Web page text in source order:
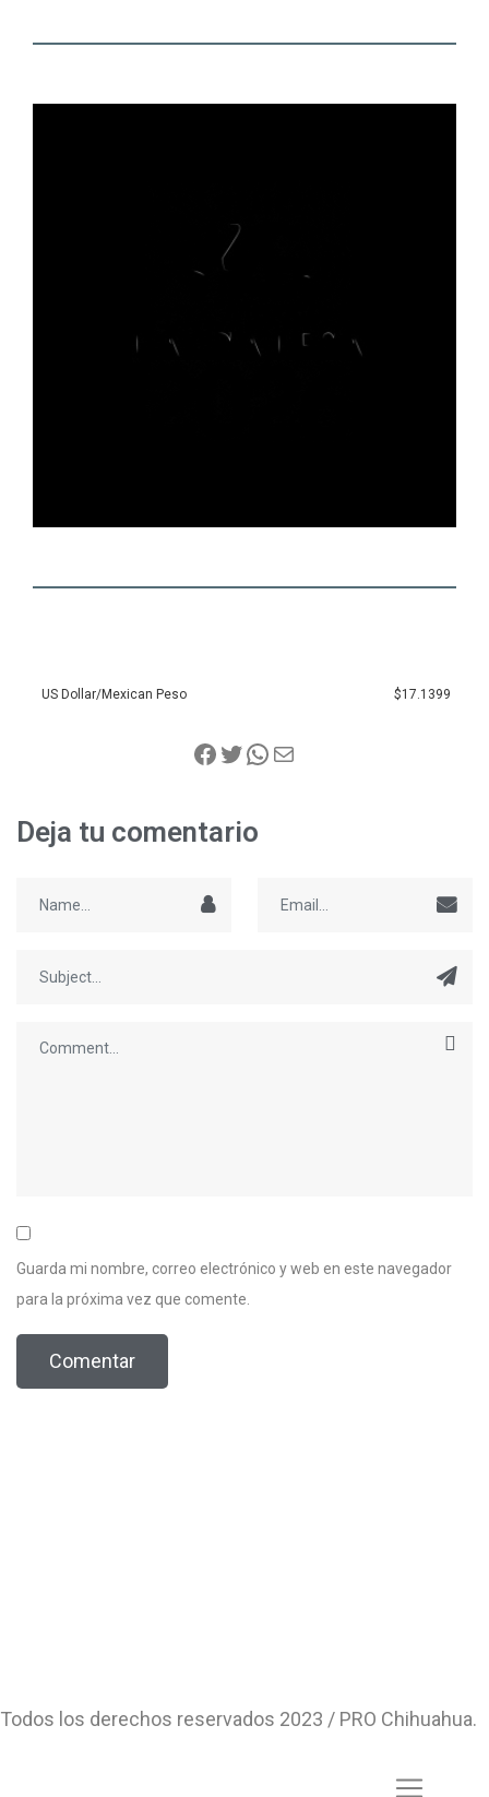
US Dollar/Mexican Peso $17.1399
Deja tu comentario
Guarda mi nombre, correo electrónico y web en este navegador
para la próxima vez que comente.
Todos los derechos reservados 2023 / PRO Chihuahua.